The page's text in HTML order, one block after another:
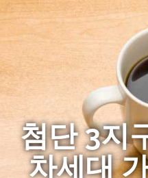
첨단 3지
차세대